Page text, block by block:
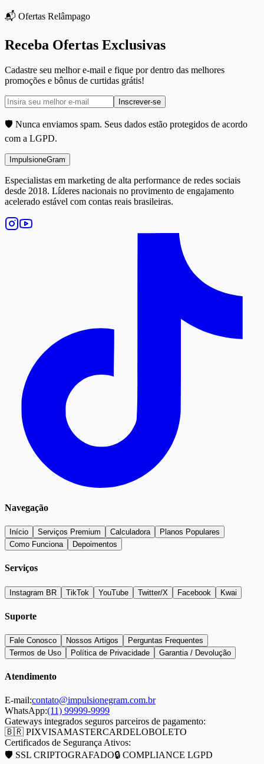
📬 Ofertas Relâmpago
Receba Ofertas Exclusivas
Cadastre seu melhor e-mail e fique por dentro das melhores
promoções e bônus de curtidas grátis!
Inscrever-se
🛡️ Nunca enviamos spam. Seus dados estão protegidos de acordo
com a LGPD.
ImpulsioneGram
Especialistas em marketing de alta performance de redes sociais
desde 2018. Líderes nacionais no provimento de engajamento
acelerado estável com contas reais brasileiras.
Navegação
Início Serviços Premium Calculadora
Planos Populares
Como Funciona
Depoimentos
Serviços
Instagram BR TikTok YouTube Twitter/X Facebook Kwai
Suporte
Fale Conosco Nossos Artigos
Perguntas Frequentes
Termos de Uso
Política de Privacidade Garantia / Devolução
Atendimento
E-mail:contato@impulsionegram.com.br
WhatsApp:(11) 99999-9999
Gateways integrados seguros parceiros de pagamento:
🇧🇷 PIXVISAMASTERCARDELOBOLETO
Certificados de Segurança Ativos:
🛡️ SSL CRIPTOGRAFADO🔒 COMPLIANCE LGPD